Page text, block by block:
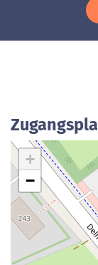
+
−